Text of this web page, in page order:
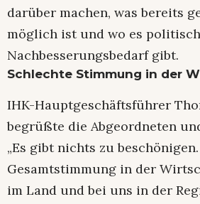
darüber machen, was bereits
möglich ist und wo es
Nachbesserungsbedarf gibt.
Schlechte Stimmung in der
IHK-Hauptgeschäftsführer
begrüßte die Abgeordneten
„Es gibt nichts zu
Gesamtstimmung in der
im Land und bei uns in der